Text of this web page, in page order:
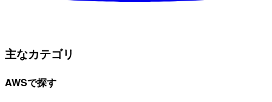
主なカテゴリ
AWSで探す